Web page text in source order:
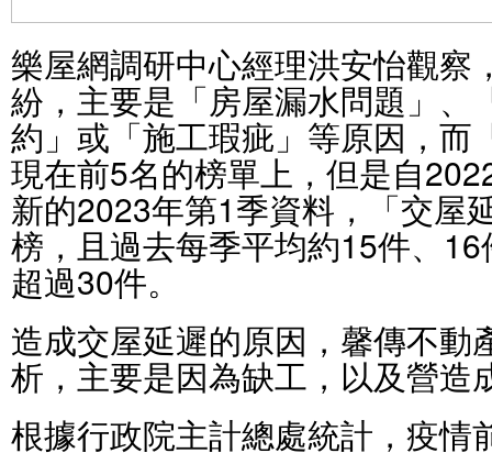
樂屋網調研中心經理洪安怡觀察
紛，主要是「房屋漏水問題」、
約」或「施工瑕疵」等原因，而
現在前5名的榜單上，但是自
新的2023年第1季資料，「交屋
榜，且過去每季平均約15件、
超過30件。
造成交屋延遲的原因，馨傳不動
析，主要是因為缺工，以及營造
根據行政院主計總處統計，疫情